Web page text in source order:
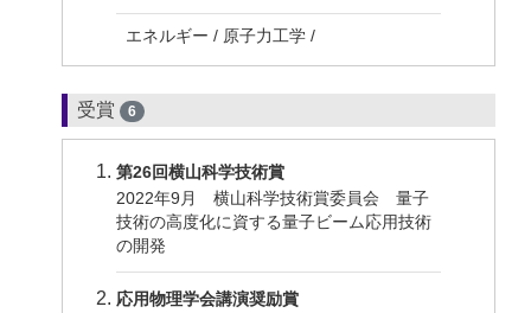
エネルギー / 原子力工学 /
受賞 6
第26回横山科学技術賞
2022年9月 横山科学技術賞委員会 量子
技術の高度化に資する量子ビーム応用技術
の開発
応用物理学会講演奨励賞